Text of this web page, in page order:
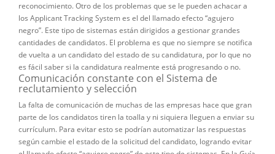
reconocimiento. Otro de los problemas que se le pueden achacar a
los Applicant Tracking System es el del llamado efecto “agujero
negro”. Este tipo de sistemas están dirigidos a gestionar grandes
cantidades de candidatos. El problema es que no siempre se notifica
de vuelta a un candidato del estado de su candidatura, por lo que no
es fácil saber si la candidatura realmente está progresando o no.
Comunicación constante con el Sistema de
reclutamiento y selección
La falta de comunicación de muchas de las empresas hace que gran
parte de los candidatos tiren la toalla y ni siquiera lleguen a enviar su
currículum. Para evitar esto se podrían automatizar las respuestas
según cambie el estado de la solicitud del candidato, logrando evitar